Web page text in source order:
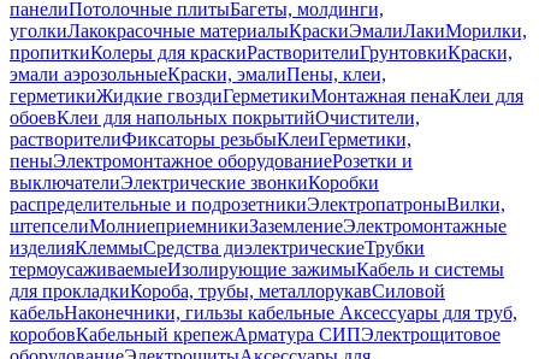
панелиПотолочные плитыБагеты, молдинги,
уголкиЛакокрасочные материалыКраскиЭмалиЛакиМорилки,
пропиткиКолеры для краскиРастворителиГрунтовкиКраски,
эмали аэрозольныеКраски, эмалиПены, клеи,
герметикиЖидкие гвоздиГерметикиМонтажная пенаКлеи для
обоевКлеи для напольных покрытийОчистители,
растворителиФиксаторы резьбыКлеиГерметики,
пеныЭлектромонтажное оборудованиеРозетки и
выключателиЭлектрические звонкиКоробки
распределительные и подрозетникиЭлектропатроныВилки,
штепселиМолниеприемникиЗаземлениеЭлектромонтажные
изделияКлеммыСредства диэлектрическиеТрубки
термоусаживаемыеИзолирующие зажимыКабель и системы
для прокладкиКороба, трубы, металлорукавСиловой
кабельНаконечники, гильзы кабельные Аксессуары для труб,
коробовКабельный крепежАрматура СИПЭлектрощитовое